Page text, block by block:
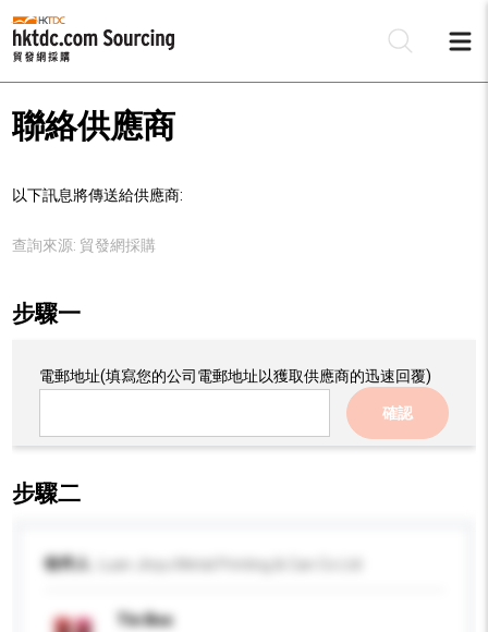
聯絡供應商
以下訊息將傳送給供應商:
查詢來源: 貿發網採購
步驟一
電郵地址(填寫您的公司電郵地址以獲取供應商的迅速回覆)
確認
步驟二
收件人
Tin Box